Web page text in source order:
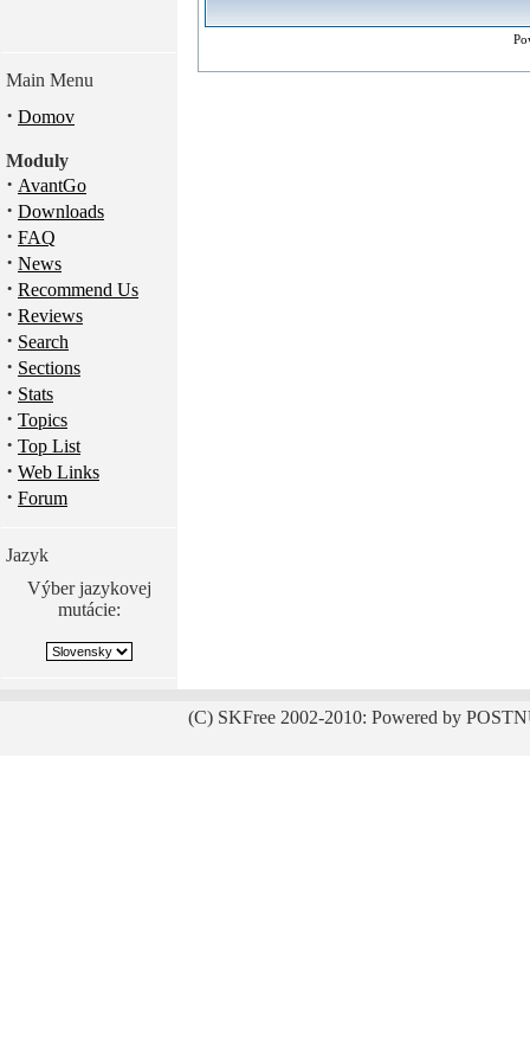
Main Menu
· Domov
Moduly
· AvantGo
· Downloads
· FAQ
· News
· Recommend Us
· Reviews
· Search
· Sections
· Stats
· Topics
· Top List
· Web Links
· Forum
Jazyk
Výber jazykovej
mutácie:
(C) SKFree 2002-2010: Powered by